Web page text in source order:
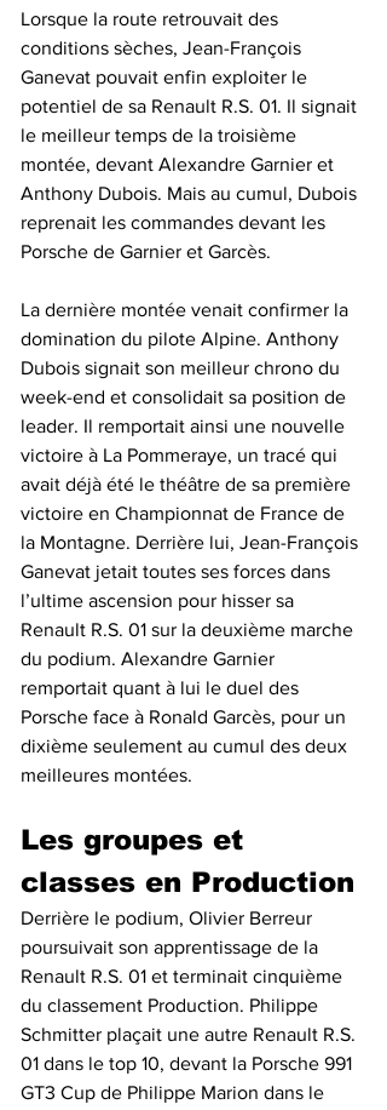
Lorsque la route retrouvait des
conditions sèches, Jean-François
Ganevat pouvait enfin exploiter le
potentiel de sa Renault R.S. 01. Il signait
le meilleur temps de la troisième
montée, devant Alexandre Garnier et
Anthony Dubois. Mais au cumul, Dubois
reprenait les commandes devant les
Porsche de Garnier et Garcès.
La dernière montée venait confirmer la
domination du pilote Alpine. Anthony
Dubois signait son meilleur chrono du
week-end et consolidait sa position de
leader. Il remportait ainsi une nouvelle
victoire à La Pommeraye, un tracé qui
avait déjà été le théâtre de sa première
victoire en Championnat de France de
la Montagne. Derrière lui, Jean-François
Ganevat jetait toutes ses forces dans
l’ultime ascension pour hisser sa
Renault R.S. 01 sur la deuxième marche
du podium. Alexandre Garnier
remportait quant à lui le duel des
Porsche face à Ronald Garcès, pour un
dixième seulement au cumul des deux
meilleures montées.
Les groupes et
classes en Production
Derrière le podium, Olivier Berreur
poursuivait son apprentissage de la
Renault R.S. 01 et terminait cinquième
du classement Production. Philippe
Schmitter plaçait une autre Renault R.S.
01 dans le top 10, devant la Porsche 991
GT3 Cup de Philippe Marion dans le